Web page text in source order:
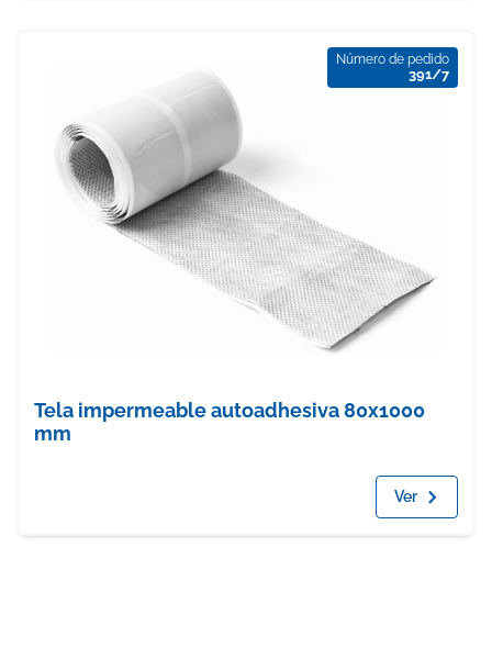
Número de pedido
391/7
Tela impermeable autoadhesiva 80x1000
mm
Ver